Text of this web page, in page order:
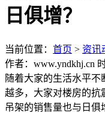
日俱增？
当前位置： 首页 > 资讯
作者：www.yndkhj.cn
随着大家的生活水平
越多，大家对楼房的抗
吊架的销售量也与日